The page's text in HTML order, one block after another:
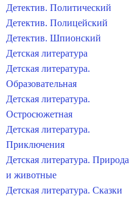
Детектив. Политический
Детектив. Полицейский
Детектив. Шпионский
Детская литература
Детская литература.
Образовательная
Детская литература.
Остросюжетная
Детская литература.
Приключения
Детская литература. Природа
и животные
Детская литература. Сказки